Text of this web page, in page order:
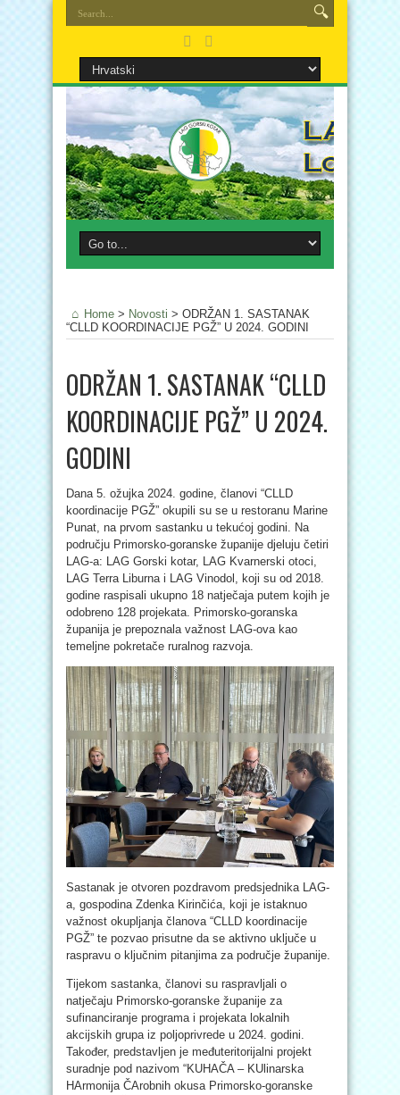
Home > Novosti > ODRŽAN 1. SASTANAK
“CLLD KOORDINACIJE PGŽ” U 2024. GODINI
ODRŽAN 1. SASTANAK “CLLD
KOORDINACIJE PGŽ” U 2024.
GODINI
Dana 5. ožujka 2024. godine, članovi “CLLD
koordinacije PGŽ” okupili su se u restoranu Marine
Punat, na prvom sastanku u tekućoj godini. Na
području Primorsko-goranske županije djeluju četiri
LAG-a: LAG Gorski kotar, LAG Kvarnerski otoci,
LAG Terra Liburna i LAG Vinodol, koji su od 2018.
godine raspisali ukupno 18 natječaja putem kojih je
odobreno 128 projekata. Primorsko-goranska
županija je prepoznala važnost LAG-ova kao
temeljne pokretače ruralnog razvoja.
Sastanak je otvoren pozdravom predsjednika LAG-
a, gospodina Zdenka Kirinčića, koji je istaknuo
važnost okupljanja članova “CLLD koordinacije
PGŽ” te pozvao prisutne da se aktivno uključe u
raspravu o ključnim pitanjima za područje županije.
Tijekom sastanka, članovi su raspravljali o
natječaju Primorsko-goranske županije za
sufinanciranje programa i projekata lokalnih
akcijskih grupa iz poljoprivrede u 2024. godini.
Također, predstavljen je međuteritorijalni projekt
suradnje pod nazivom “KUHAČA – KUlinarska
HArmonija ČArobnih okusa Primorsko-goranske